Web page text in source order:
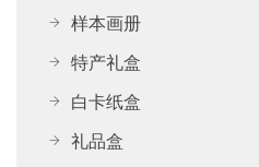
样本画册
特产礼盒
白卡纸盒
礼品盒